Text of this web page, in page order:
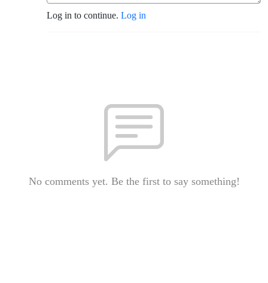
Log in to continue. Log in
No comments yet. Be the first to say something!